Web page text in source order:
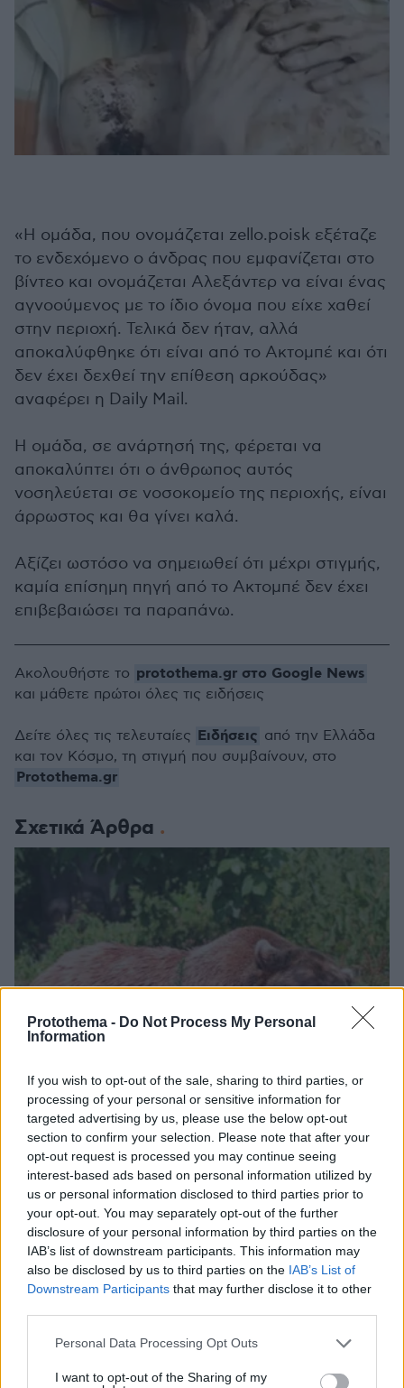
Protothema - Do Not Process My Personal
Information
If you wish to opt-out of the sale, sharing to third parties, or
processing of your personal or sensitive information for
targeted advertising by us, please use the below opt-out
section to confirm your selection. Please note that after your
opt-out request is processed you may continue seeing
interest-based ads based on personal information utilized by
us or personal information disclosed to third parties prior to
your opt-out. You may separately opt-out of the further
disclosure of your personal information by third parties on the
IAB’s list of downstream participants. This information may
also be disclosed by us to third parties on the IAB’s List of
Downstream Participants that may further disclose it to other
Please note that this website/app uses one or more Google
not limited to your visit or usage behaviour. You may click to
Personal Data Processing Opt Outs
I want to opt-out of the Sharing of my
«Η ομάδα, που ονομάζεται zello.poisk εξέταζε
το ενδεχόμενο ο άνδρας που εμφανίζεται στο
βίντεο και ονομάζεται Αλεξάντερ να είναι ένας
αγνοούμενος με το ίδιο όνομα που είχε χαθεί
στην περιοχή. Τελικά δεν ήταν, αλλά
αποκαλύφθηκε ότι είναι από το Ακτομπέ και ότι
δεν έχει δεχθεί την επίθεση αρκούδας»
αναφέρει η Daily Mail.
Η ομάδα, σε ανάρτησή της, φέρεται να
αποκαλύπτει ότι ο άνθρωπος αυτός
νοσηλεύεται σε νοσοκομείο της περιοχής, είναι
άρρωστος και θα γίνει καλά.
Αξίζει ωστόσο να σημειωθεί ότι μέχρι στιγμής,
καμία επίσημη πηγή από το Ακτομπέ δεν έχει
επιβεβαιώσει τα παραπάνω.
Σχετικά Άρθρα
Ρωσία: Ζωντανός από θαύμα αιχμάλωτος αρκούδας για 30
μέρες - Σοκάρει η εικόνα του
26.06.2019, 20:03
Thema Insights
Ακολουθήστε το protothema.gr στο Google News
και μάθετε πρώτοι όλες τις ειδήσεις
Δείτε όλες τις τελευταίες Ειδήσεις από την Ελλάδα
και τον Κόσμο, τη στιγμή που συμβαίνουν, στο
Protothema.gr